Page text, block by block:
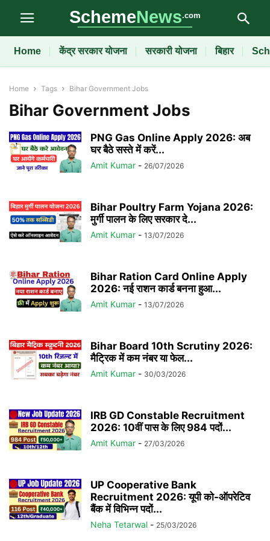
Home केंद्र सरकार योजना सरकारी योजना बिहार
Home Tags Bihar Government Jobs
Bihar Government Jobs
PNG Gas Online Apply 2026: अब
घर बैठे सस्ते में करें...
Amit Kumar - 26/07/2026
Bihar Poultry Farm Yojana 2026:
मुर्गी पालन के लिए सरकार दे...
Amit Kumar - 13/07/2026
Bihar Ration Card Online Apply
2026: नई राशन कार्ड बनना हुआ...
Amit Kumar - 13/07/2026
Bihar Board 10th Scrutiny 2026:
मैट्रिक में कम नंबर या फेल...
Amit Kumar - 30/03/2026
IRB GD Constable Recruitment
2026: 10वीं पास के लिए 984 पदों...
Amit Kumar - 27/03/2026
UP Cooperative Bank
Recruitment 2026: यूपी को-ऑपरेटिव
बैंक में विभिन्न पदों...
Neha Tetarwal - 25/03/2026